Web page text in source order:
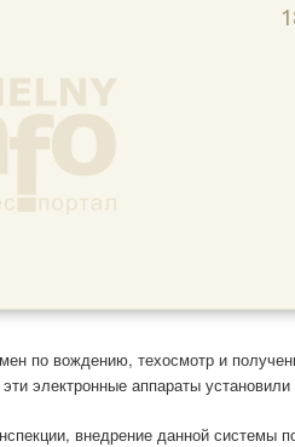
по вождению, техосмотр и
электронные аппараты
внедрение данной системы